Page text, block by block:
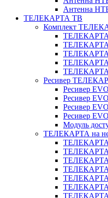
Антенна
ТЕЛЕКАРТА ТВ
Комплект
ТЕЛЕКАРТА
ТЕЛЕКАРТА
ТЕЛЕКАРТА
ТЕЛЕКАРТА
Ресивер
Ресивер
Ресивер
Ресивер
Ресивер
Модуль
ТЕЛЕКАРТА на
ТЕЛЕКАРТА
ТЕЛЕКАРТА
ТЕЛЕКАРТА
ТЕЛЕКАРТА
ТЕЛЕКАРТА
ТЕЛЕКАРТА
ТЕЛЕКАРТА